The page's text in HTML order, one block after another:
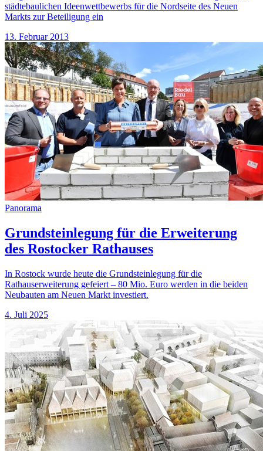
städtebaulichen Ideenwettbewerbs für die Nordseite des Neuen
Markts zur Beteiligung ein
13. Februar 2013
Panorama
Grundsteinlegung für die Erweiterung
des Rostocker Rathauses
In Rostock wurde heute die Grundsteinlegung für die
Rathauserweiterung gefeiert – 80 Mio. Euro werden in die beiden
Neubauten am Neuen Markt investiert.
4. Juli 2025